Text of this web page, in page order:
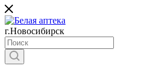
г.Новосибирск